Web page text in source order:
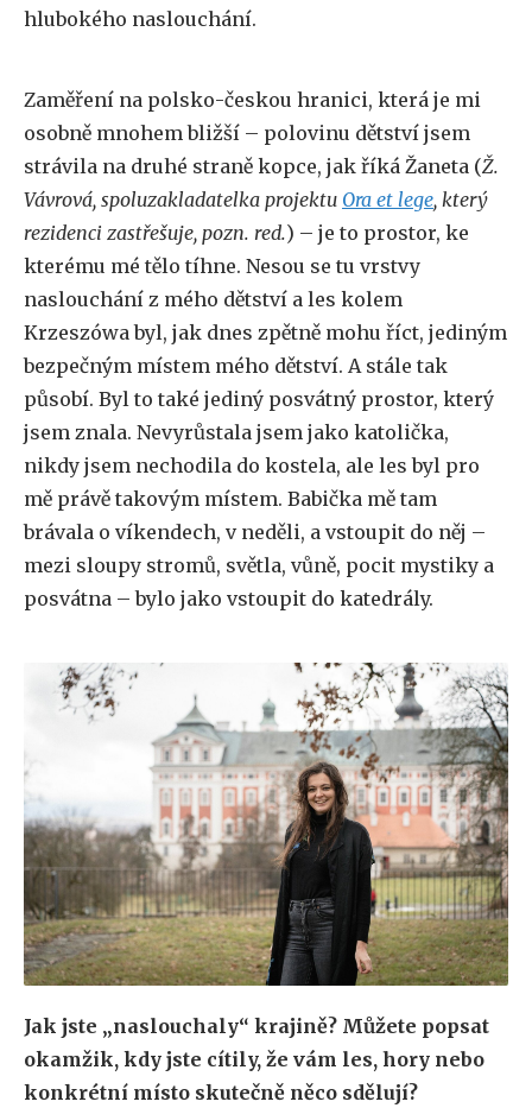
hlubokého naslouchání.
Zaměření na polsko-českou hranici, která je mi
osobně mnohem bližší – polovinu dětství jsem
strávila na druhé straně kopce, jak říká Žaneta (Ž.
Vávrová, spoluzakladatelka projektu Ora et lege, který
rezidenci zastřešuje, pozn. red.) – je to prostor, ke
kterému mé tělo tíhne. Nesou se tu vrstvy
naslouchání z mého dětství a les kolem
Krzeszówa byl, jak dnes zpětně mohu říct, jediným
bezpečným místem mého dětství. A stále tak
působí. Byl to také jediný posvátný prostor, který
jsem znala. Nevyrůstala jsem jako katolička,
nikdy jsem nechodila do kostela, ale les byl pro
mě právě takovým místem. Babička mě tam
brávala o víkendech, v neděli, a vstoupit do něj –
mezi sloupy stromů, světla, vůně, pocit mystiky a
posvátna – bylo jako vstoupit do katedrály.
Jak jste „naslouchaly“ krajině? Můžete popsat
okamžik, kdy jste cítily, že vám les, hory nebo
konkrétní místo skutečně něco sdělují?